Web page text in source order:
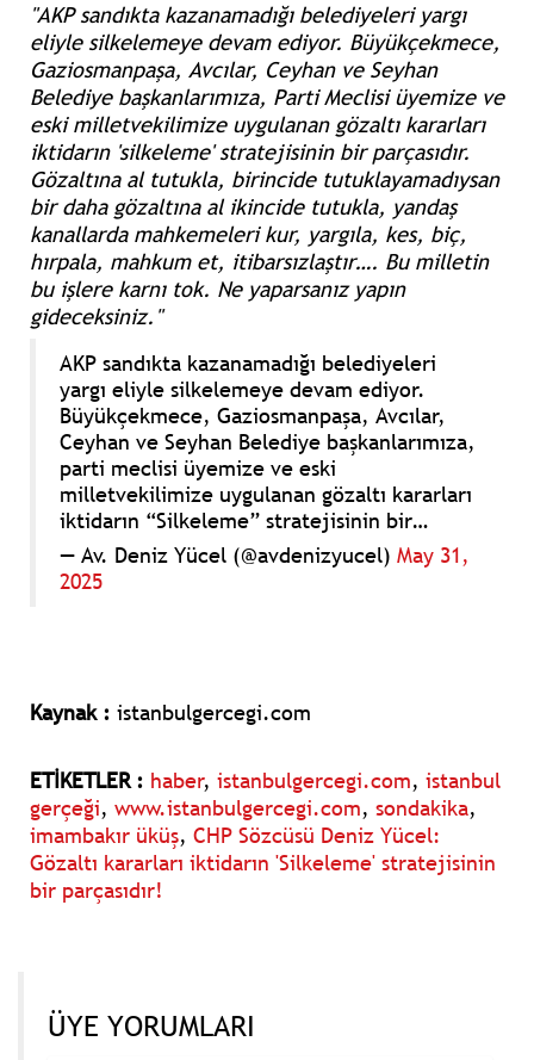
"AKP sandıkta kazanamadığı belediyeleri yargı
eliyle silkelemeye devam ediyor. Büyükçekmece,
Gaziosmanpaşa, Avcılar, Ceyhan ve Seyhan
Belediye başkanlarımıza, Parti Meclisi üyemize ve
eski milletvekilimize uygulanan gözaltı kararları
iktidarın 'silkeleme' stratejisinin bir parçasıdır.
Gözaltına al tutukla, birincide tutuklayamadıysan
bir daha gözaltına al ikincide tutukla, yandaş
kanallarda mahkemeleri kur, yargıla, kes, biç,
hırpala, mahkum et, itibarsızlaştır…. Bu milletin
bu işlere karnı tok. Ne yaparsanız yapın
gideceksiniz."
AKP sandıkta kazanamadığı belediyeleri
yargı eliyle silkelemeye devam ediyor.
Büyükçekmece, Gaziosmanpaşa, Avcılar,
Ceyhan ve Seyhan Belediye başkanlarımıza,
parti meclisi üyemize ve eski
milletvekilimize uygulanan gözaltı kararları
iktidarın “Silkeleme” stratejisinin bir…
— Av. Deniz Yücel (@avdenizyucel) May 31,
2025
Kaynak : istanbulgercegi.com
ETİKETLER : haber, istanbulgercegi.com, istanbul
gerçeği, www.istanbulgercegi.com, sondakika,
imambakır üküş, CHP Sözcüsü Deniz Yücel:
Gözaltı kararları iktidarın 'Silkeleme' stratejisinin
bir parçasıdır!
ÜYE YORUMLARI